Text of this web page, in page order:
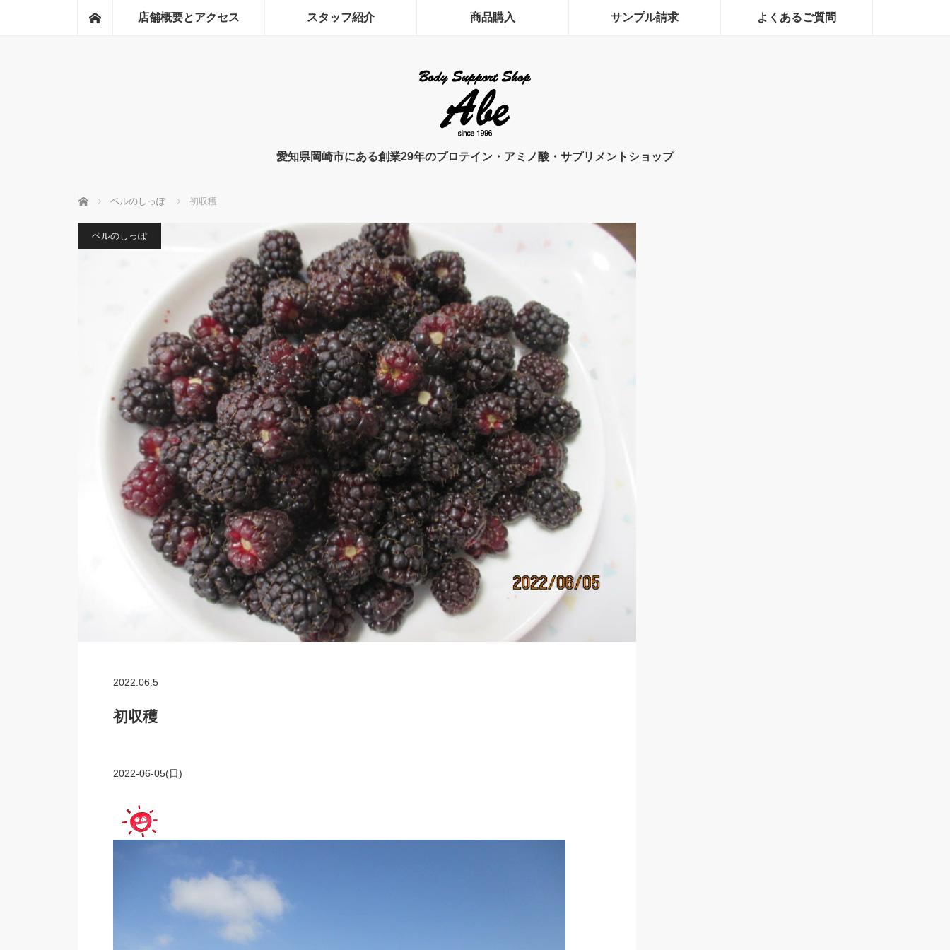
ホーム店舗概要とアクセス スタッフ紹介 商品購入 サンプル請求 よくあるご質問
愛知県岡崎市にある創業29年のプロテイン・アミノ酸・サプリメントショップ
ホーム ベルのしっぽ 初収穫
ベルのしっぽ
2022.06.5
初収穫
2022-06-05(日)